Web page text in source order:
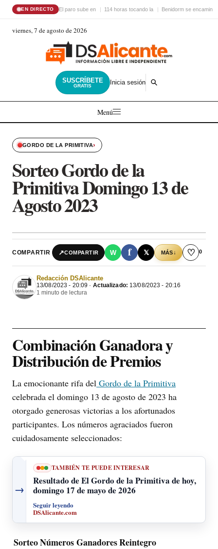
EN DIRECTO El paro sube en 114 horas tocando la Benidorm se encamina
viernes, 7 de agosto de 2026
SUSCRÍBETE
GRATIS Inicia sesión
Menú
GORDO DE LA PRIMITIVA›
Sorteo Gordo de la
Primitiva Domingo 13 de
Agosto 2023
COMPARTIR ↗COMPARTIR W f 𝕏 MÁS↓ ♡ 0
Redacción DSAlicante
13/08/2023 - 20:09 · Actualizado: 13/08/2023 - 20:16
1 minuto de lectura
Combinación Ganadora y
Distribución de Premios
La emocionante rifa del Gordo de la Primitiva
celebrada el domingo 13 de agosto de 2023 ha
otorgado generosas victorias a los afortunados
participantes. Los números agraciados fueron
cuidadosamente seleccionados:
→
TAMBIÉN TE PUEDE INTERESAR
Resultado de El Gordo de la Primitiva de hoy,
domingo 17 de mayo de 2026
Seguir leyendo
DSAlicante.com
SorteoNúmeros GanadoresReintegro